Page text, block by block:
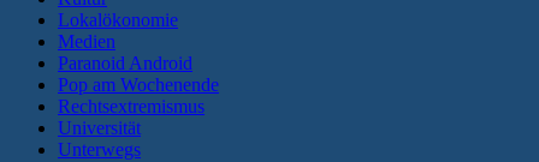
Lokalökonomie
Medien
Paranoid Android
Pop am Wochenende
Rechtsextremismus
Universität
Unterwegs